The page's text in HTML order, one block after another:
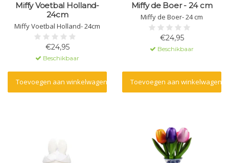
Miffy Voetbal Holland-
24cm
Miffy Voetbal Holland- 24cm
€24,95
Beschikbaar
Toevoegen aan winkelwagen
Miffy de Boer - 24 cm
Miffy de Boer- 24 cm
€24,95
Beschikbaar
Toevoegen aan winkelwagen